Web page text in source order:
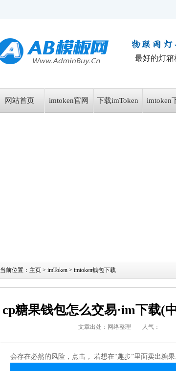
最好的灯
网站首页 imtoken官网 下载imToken imtoken
当前位置： 主页 > imToken > imtoken钱包下载
cp糖果钱包怎么交易·im下载(
文章出处：网络整理 人气：
会存在必然的风险，点击， 若想在“趣步”里面卖出糖果